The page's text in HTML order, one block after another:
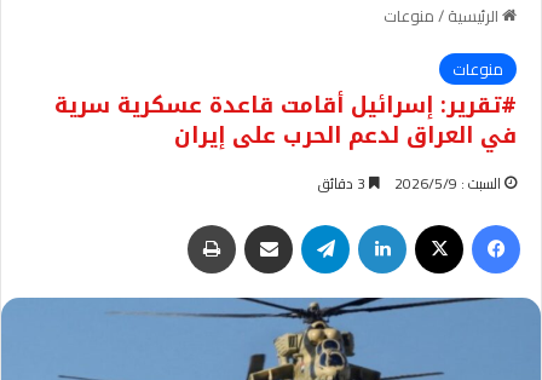
الرئيسية/منوعات
منوعات
#تقرير: إسرائيل أقامت قاعدة عسكرية سرية
في العراق لدعم الحرب على إيران
السبت : 2026/5/9
فيسبوك لينكدإن تيلقرام مشاركة عبر البريد